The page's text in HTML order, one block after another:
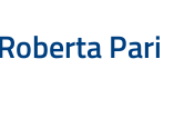
Roberta Pari